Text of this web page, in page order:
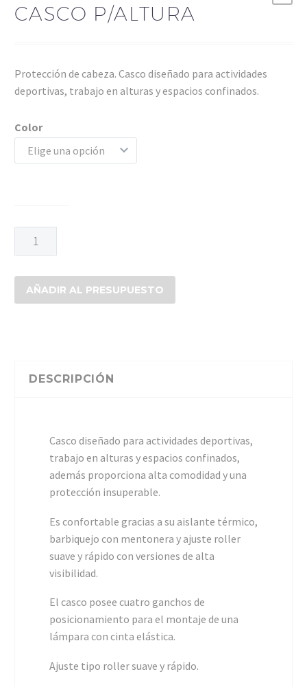
CASCO P/ALTURA
Protección de cabeza. Casco diseñado para actividades
deportivas, trabajo en alturas y espacios confinados.
Color
Elige una opción
CASCO
P/ALTURA
AÑADIR AL PRESUPUESTO
DESCRIPCIÓN
Casco diseñado para actividades deportivas,
trabajo en alturas y espacios confinados,
además proporciona alta comodidad y una
protección insuperable.
Es confortable gracias a su aislante térmico,
barbiquejo con mentonera y ajuste roller
suave y rápido con versiones de alta
visibilidad.
El casco posee cuatro ganchos de
posicionamiento para el montaje de una
lámpara con cinta elástica.
Ajuste tipo roller suave y rápido.